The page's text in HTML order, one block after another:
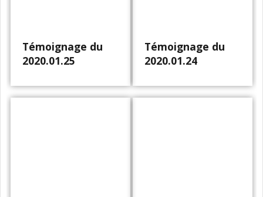
Témoignage du
2020.01.25
Témoignage du
2020.01.24